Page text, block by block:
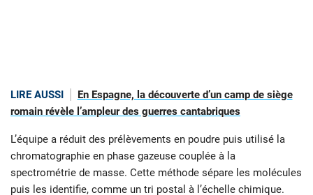
LIRE AUSSI
En Espagne, la découverte d’un camp de siège
romain révèle l’ampleur des guerres cantabriques
L’équipe a réduit des prélèvements en poudre puis utilisé la
chromatographie en phase gazeuse couplée à la
spectrométrie de masse. Cette méthode sépare les molécules
puis les identifie, comme un tri postal à l’échelle chimique.